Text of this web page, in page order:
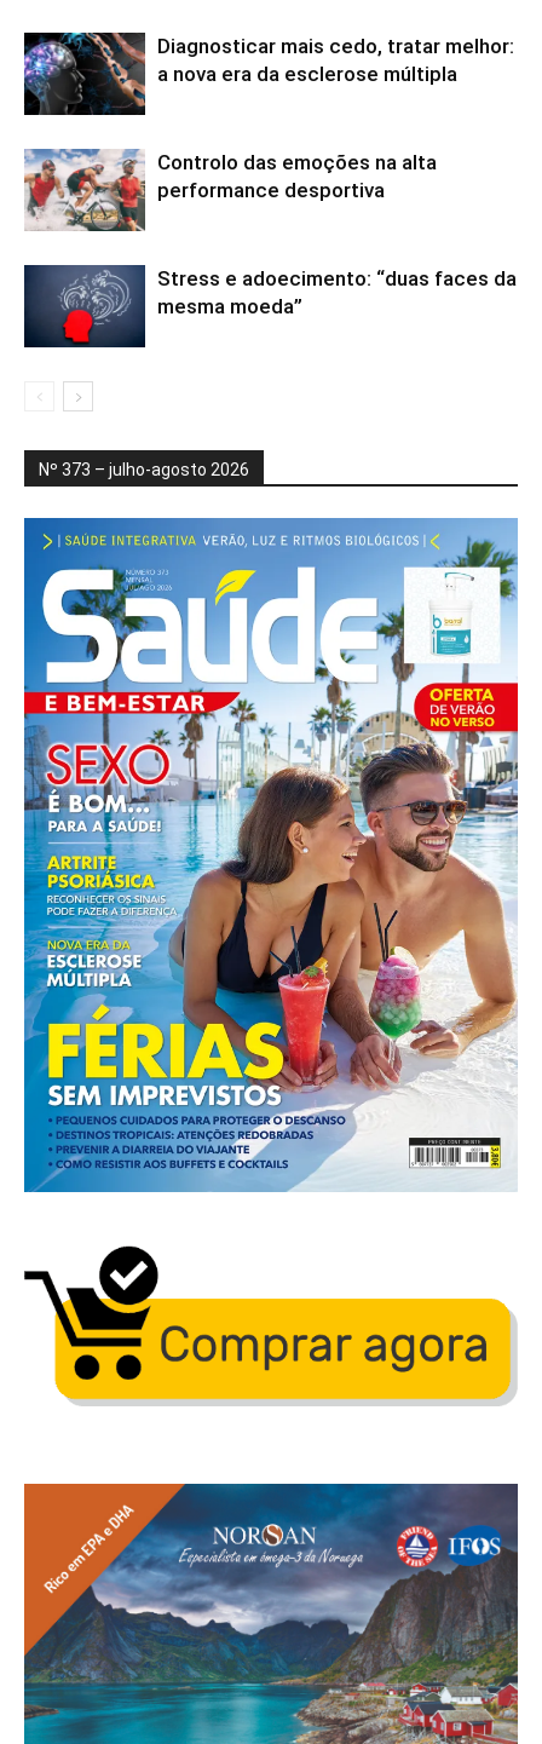
Diagnosticar mais cedo, tratar melhor:
a nova era da esclerose múltipla
Controlo das emoções na alta
performance desportiva
Stress e adoecimento: “duas faces da
mesma moeda”
Nº 373 – julho-agosto 2026